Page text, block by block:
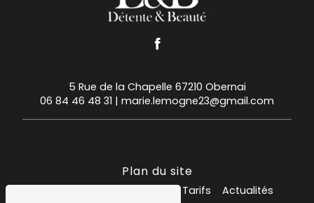
5 Rue de la Chapelle 67210 Obernai
06 84 46 48 31 | marie.lemogne23@gmail.com
Plan du site
Tarifs Actualités